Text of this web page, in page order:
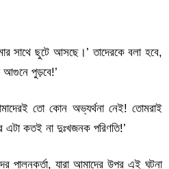
সাথে ছুটে আসছে।’ তাদেরকে বলা হবে,
আগুনে পুড়বে!’
তো কোন অভ্যর্থনা নেই! তোমরাই
কতই না দুঃখজনক পরিণতি!’
পালনকর্তা, যারা আমাদের উপর এই ঘটনা